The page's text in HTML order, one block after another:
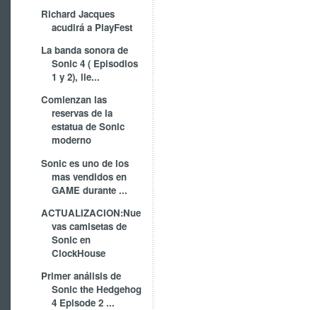
Richard Jacques
acudirá a PlayFest
La banda sonora de
Sonic 4 ( Episodios
1 y 2), lle...
Comienzan las
reservas de la
estatua de Sonic
moderno
Sonic es uno de los
mas vendidos en
GAME durante ...
ACTUALIZACION:Nue
vas camisetas de
Sonic en
ClockHouse
Primer análisis de
Sonic the Hedgehog
4 Episode 2 ...